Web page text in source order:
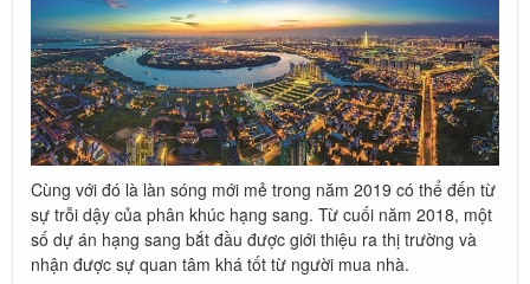
Cùng với đó là làn sóng mới mẻ trong năm 2019 có thể đến từ
sự trỗi dậy của phân khúc hạng sang. Từ cuối năm 2018, một
số dự án hạng sang bắt đầu được giới thiệu ra thị trường và
nhận được sự quan tâm khá tốt từ người mua nhà.